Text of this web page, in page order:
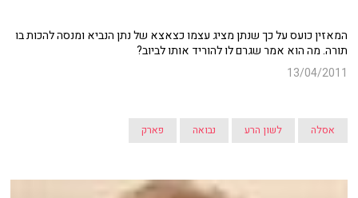
המאזין כועס על כך שנתן מציג עצמו כצאצא של נתן הנביא ומנסה להכות בו
תורה. מה הוא אמר שגרם לו להוריד אותו לביוב?
13/04/2011
אסלה לשון הרע נבואה פארק